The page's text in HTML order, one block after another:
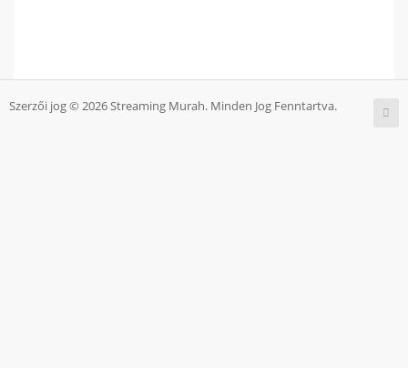
Szerzői jog © 2026 Streaming Murah. Minden Jog Fenntartva.